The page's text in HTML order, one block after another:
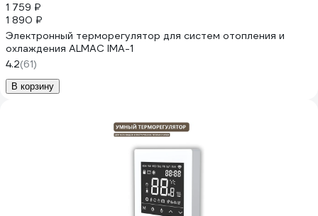
1 759 ₽
1 890 ₽
Электронный терморегулятор для систем отопления и
охлаждения ALMAC IMA-1
4.2(61)
В корзину